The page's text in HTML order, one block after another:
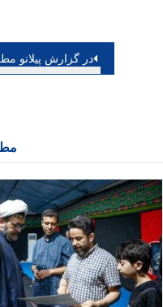
در گزارش پیلانو مطرح شد؛ ایران ما